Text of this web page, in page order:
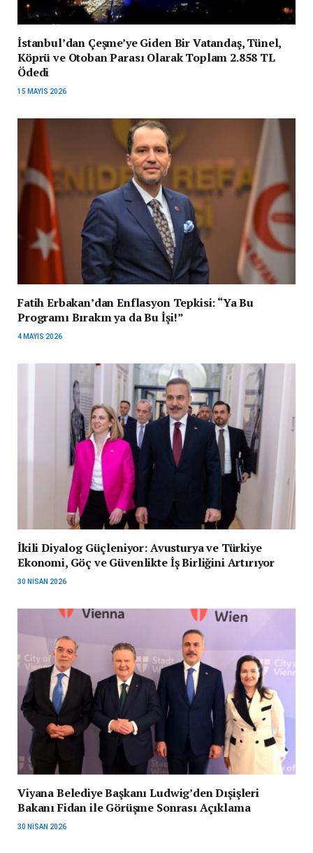
İstanbul’dan Çeşme’ye Giden Bir Vatandaş, Tünel,
Köprü ve Otoban Parası Olarak Toplam 2.858 TL
Ödedi
15 MAYIS 2026
Fatih Erbakan’dan Enflasyon Tepkisi: “Ya Bu
Programı Bırakın ya da Bu İşi!”
4 MAYIS 2026
İkili Diyalog Güçleniyor: Avusturya ve Türkiye
Ekonomi, Göç ve Güvenlikte İş Birliğini Artırıyor
30 NISAN 2026
Viyana Belediye Başkanı Ludwig’den Dışişleri
Bakanı Fidan ile Görüşme Sonrası Açıklama
30 NISAN 2026